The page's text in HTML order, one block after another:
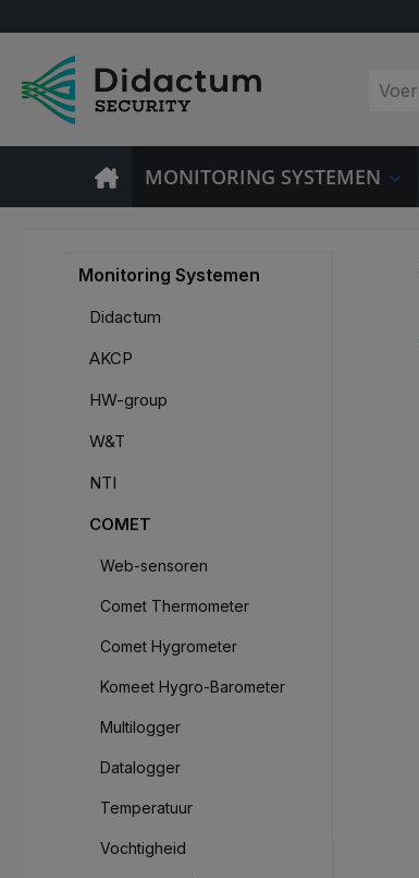
MONITORING SYSTEMEN
Monitoring Systemen
Didactum
AKCP
HW-group
W&T
NTI
COMET
Web-sensoren
Comet Thermometer
Comet Hygrometer
Komeet Hygro-Barometer
Multilogger
Datalogger
Temperatuur
Vochtigheid